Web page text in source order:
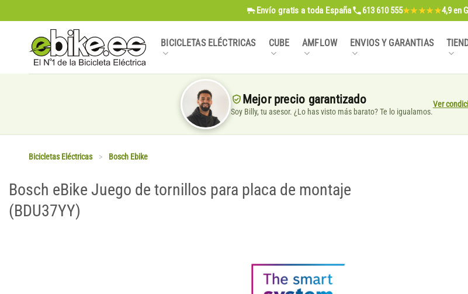
al
contenido
Envío gratis a toda España 613 610 555★★★★★4,9en
BICICLETAS ELÉCTRICAS CUBE AMFLOW ENVIOS Y GARANTIAS
Mejor precio garantizado
Soy Billy, tu asesor. ¿Lo has visto más barato? Te lo igualamos.
Ver
Bicicletas Eléctricas > Bosch Ebike
Bosch eBike Juego de tornillos para placa de montaje
(BDU37YY)